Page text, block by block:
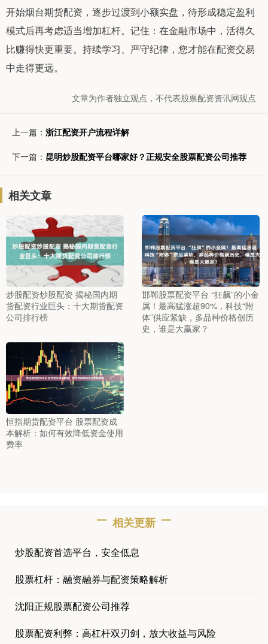
开始烟台期货配资，逐步过渡到小额实盘，待形成稳定盈利
模式后再考虑适当增加杠杆。记住：在金融市场中，活得久
比赚得快更重要。持续学习、严守纪律，您才能在配资交易
中走得更远。
文章为作者独立观点，不代表股票配资资讯网观点
上一篇： 浙江配资开户流程详解
下一篇： 昆明炒股配资平台哪家好？正规安全股票配资公司推荐
相关文章
炒股配资炒股配资 揭秘国内期
货配资行业巨头：十大期货配资
公司排行榜
邯郸股票配资平台 “狂飙”的小金
属！最高猛涨超90%，科技“附
体”供应紧缺，多品种价格创历
史，谁是大赢家？
恒指期货配资平台 股票配资成
本解析：如何有效降低资金使用
费率
相关更新
炒股配资首选平台，安全低息
股票杠杆：融资融券与配资策略解析
沈阳正规股票配资公司推荐
股票配资利弊：高杠杆双刃剑，放大收益与风险